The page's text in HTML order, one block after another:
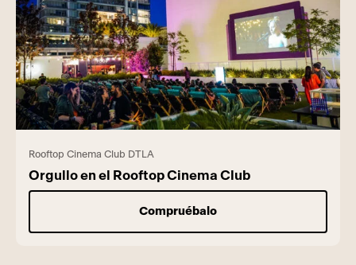
Rooftop Cinema Club DTLA
Orgullo en el Rooftop Cinema Club
Compruébalo